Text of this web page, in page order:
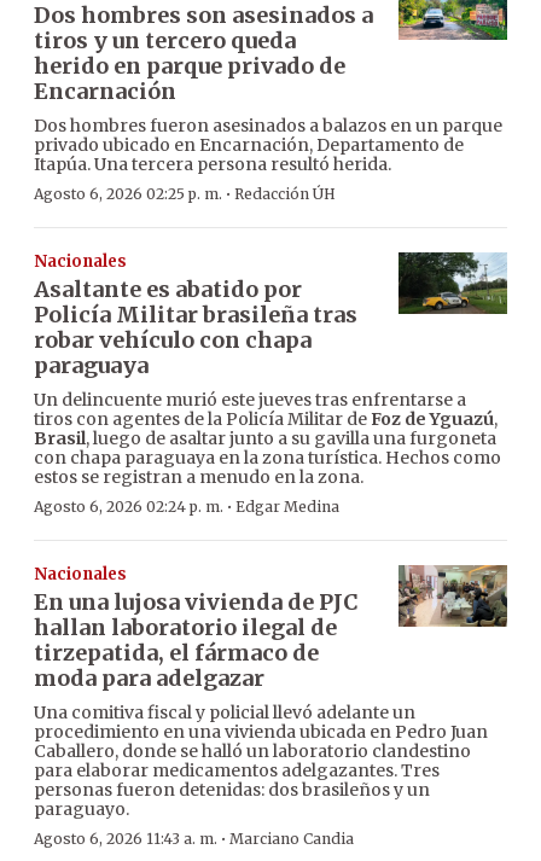
Dos hombres son asesinados a
tiros y un tercero queda
herido en parque privado de
Encarnación
Dos hombres fueron asesinados a balazos en un parque
privado ubicado en Encarnación, Departamento de
Itapúa. Una tercera persona resultó herida.
Agosto 6, 2026 02:25 p. m. · Redacción ÚH
Nacionales
Asaltante es abatido por
Policía Militar brasileña tras
robar vehículo con chapa
paraguaya
Un delincuente murió este jueves tras enfrentarse a
tiros con agentes de la Policía Militar deFoz de Yguazú,
Brasil, luego de asaltar junto a su gavilla una furgoneta
con chapa paraguaya en la zona turística. Hechos como
estos se registran a menudo en la zona.
Agosto 6, 2026 02:24 p. m. · Edgar Medina
Nacionales
En una lujosa vivienda de PJC
hallan laboratorio ilegal de
tirzepatida, el fármaco de
moda para adelgazar
Una comitiva fiscal y policial llevó adelante un
procedimiento en una vivienda ubicada en Pedro Juan
Caballero, donde se halló un laboratorio clandestino
para elaborar medicamentos adelgazantes. Tres
personas fueron detenidas: dos brasileños y un
paraguayo.
Agosto 6, 2026 11:43 a. m. · Marciano Candia